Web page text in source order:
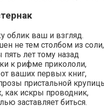
облик ваш и взгляд.
не тем столбом из соли,
лет тому назад
к рифме прикололи,
ваших первых книг,
пристальной
как искры проводник,
заставляет биться.